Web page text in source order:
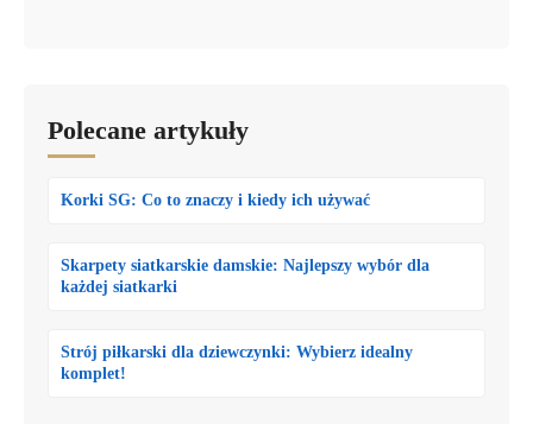
Polecane artykuły
Korki SG: Co to znaczy i kiedy ich używać
Skarpety siatkarskie damskie: Najlepszy wybór dla
każdej siatkarki
Strój piłkarski dla dziewczynki: Wybierz idealny
komplet!